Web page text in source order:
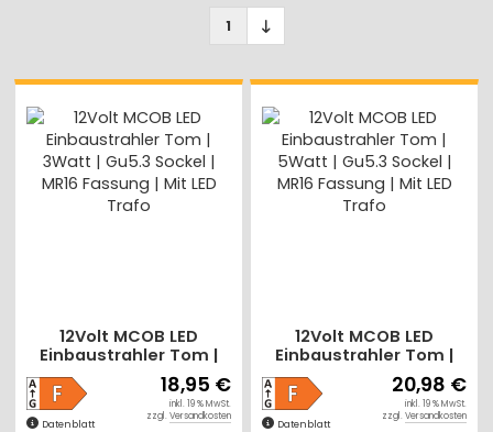
1
12Volt MCOB LED
Einbaustrahler Tom |
3Watt | Gu5.3 Sockel |
MR16 Fassung | Mit LED
Trafo
Datenblatt
18,95 €
inkl. 19 % MwSt.
zzgl. Versandkosten
12Volt MCOB LED
Einbaustrahler Tom |
5Watt | Gu5.3 Sockel |
MR16 Fassung | Mit LED
Trafo
Datenblatt
20,98 €
inkl. 19 % MwSt.
zzgl. Versandkosten